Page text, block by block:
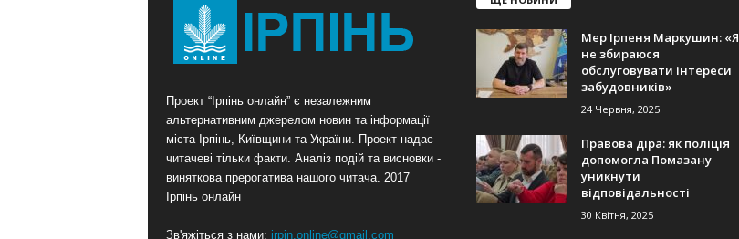
Проект “Ірпінь онлайн” є незалежним
альтернативним джерелом новин та інформації
міста Ірпінь, Київщини та України. Проект надає
читачеві тільки факти. Аналіз подій та висновки -
виняткова прерогатива нашого читача. 2017
Ірпінь онлайн
Зв'яжіться з нами: irpin.online@gmail.com
Мер Ірпеня Маркушин: «Я
не збираюся
обслуговувати інтереси
забудовників»
24 Червня, 2025
Правова діра: як поліція
допомогла Помазану
уникнути
відповідальності
30 Квітня, 2025